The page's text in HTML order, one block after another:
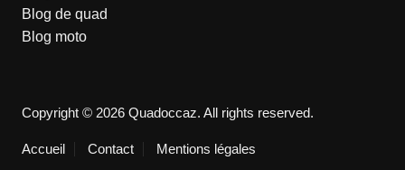
Blog de quad
Blog moto
Copyright © 2026 Quadoccaz. All rights reserved.
Accueil Contact Mentions légales